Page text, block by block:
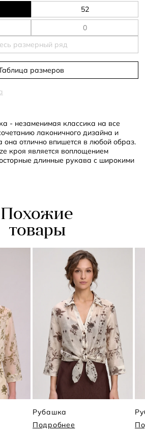
52
размерный ряд
размеров
- незаменимая классика на все
лаконичного дизайна и
она отлично впишется в любой образ.
кроя является воплощением
длинные рукава с широкими
на маленькие круглые пуговицы.
Похожие
товары
Рубашка
Подробнее